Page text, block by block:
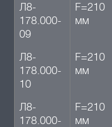
Л8-
178.000-
09
F=210
мм
Л8-
178.000-
10
F=210
мм
Л8-
178.000-
F=210
мм